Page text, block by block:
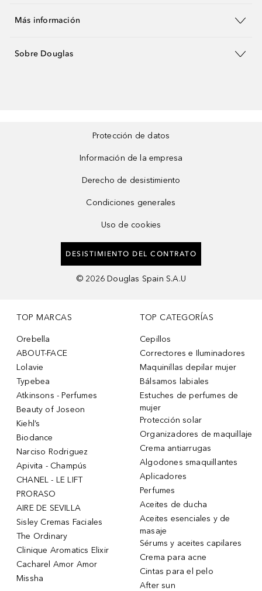
Más información
Sobre Douglas
Protección de datos
Información de la empresa
Derecho de desistimiento
Condiciones generales
Uso de cookies
DESISTIMIENTO DEL CONTRATO
© 2026 Douglas Spain S.A.U
TOP MARCAS
Orebella
ABOUT-FACE
Lolavie
Typebea
Atkinsons - Perfumes
Beauty of Joseon
Kiehl’s
Biodance
Narciso Rodriguez
Apivita - Champús
CHANEL - LE LIFT
PRORASO
AIRE DE SEVILLA
Sisley Cremas Faciales
The Ordinary
Clinique Aromatics Elixir
Cacharel Amor Amor
Missha
TOP CATEGORÍAS
Cepillos
Correctores e Iluminadores
Maquinillas depilar mujer
Bálsamos labiales
Estuches de perfumes de
mujer
Protección solar
Organizadores de maquillaje
Crema antiarrugas
Algodones smaquillantes
Aplicadores
Perfumes
Aceites de ducha
Aceites esenciales y de
masaje
Sérums y aceites capilares
Crema para acne
Cintas para el pelo
After sun